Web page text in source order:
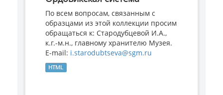
По всем вопросам, связанным с
образцами из этой коллекции просим
обращаться к: Стародубцевой И.А.,
к.г.-м.н., главному хранителю Музея.
E-mail: i.starodubtseva@sgm.ru
HTML